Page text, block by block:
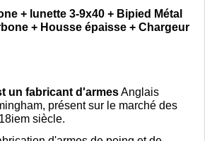
+ lunette 3-9x40 + Bipied Métal
+ Housse épaisse + Chargeur
un fabricant d'armesAnglais
présent sur le marché des
siècle.